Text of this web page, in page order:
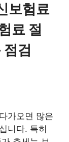
보험료
료 절
검
가오면 많은
니다. 특히